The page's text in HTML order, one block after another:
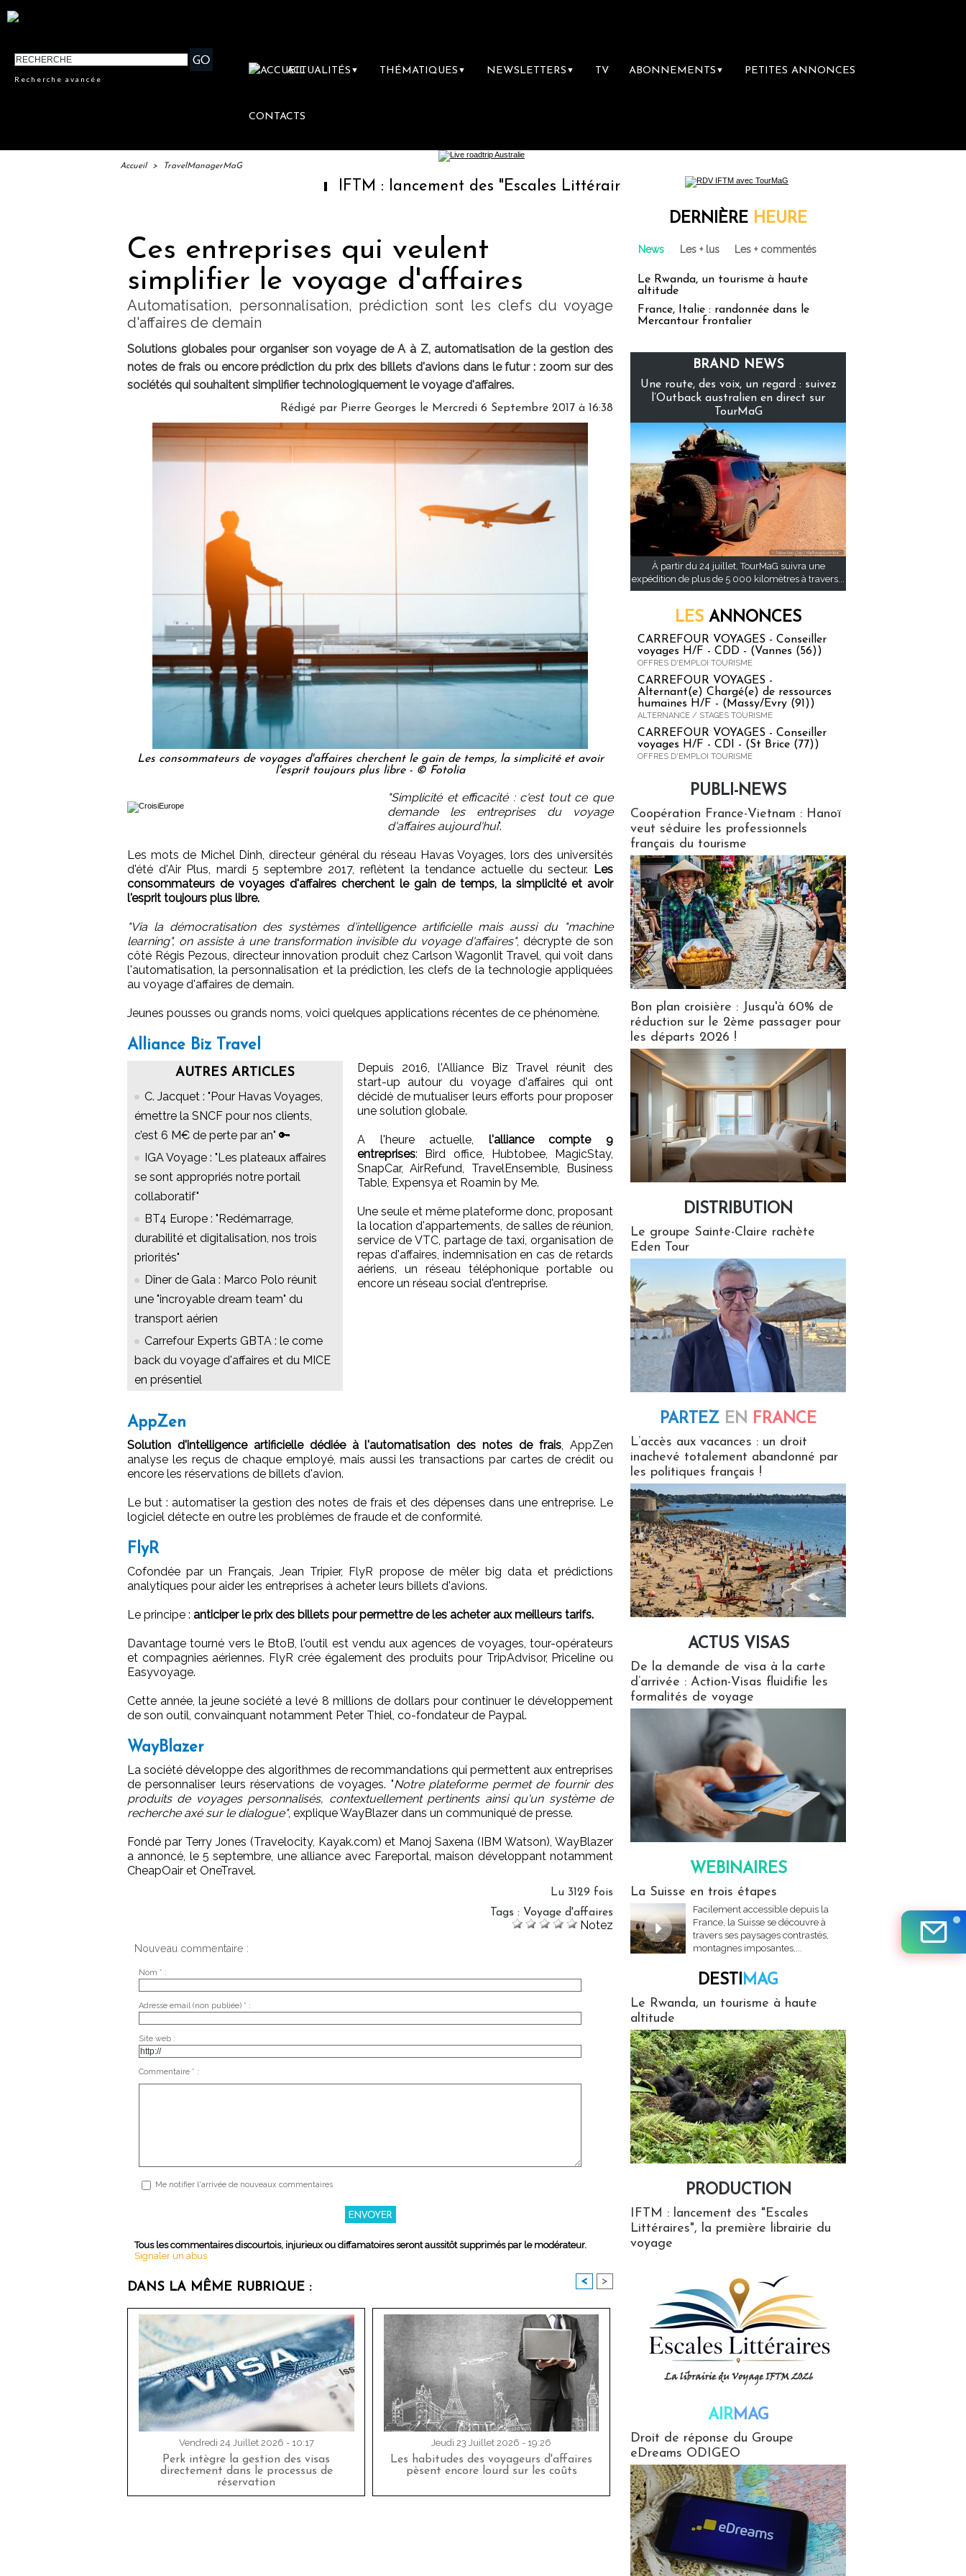
Recherche avancée
ACTUALITÉS ▼ THÉMATIQUES ▼ NEWSLETTERS ▼ TV ABONNEMENTS ▼ PETITES ANNONCES
CONTACTS
Accueil > TravelManagerMaG
IFTM : lancement des "Escales Littéraires", la première librairie du voyage
Ces entreprises qui veulent
simplifier le voyage d'affaires
Automatisation, personnalisation, prédiction sont les clefs du voyage
d'affaires de demain
Solutions globales pour organiser son voyage de A à Z, automatisation de la gestion des
notes de frais ou encore prédiction du prix des billets d'avions dans le futur : zoom sur des
sociétés qui souhaitent simplifier technologiquement le voyage d'affaires.
Rédigé par Pierre Georges le Mercredi 6 Septembre 2017 à 16:38
Les consommateurs de voyages d'affaires cherchent le gain de temps, la simplicité et avoir
l'esprit toujours plus libre - © Fotolia
"Simplicité et efficacité : c'est tout ce que
demande les entreprises du voyage
d'affaires aujourd'hui".
Les mots de Michel Dinh, directeur général du réseau Havas Voyages, lors des universités
d'été d'Air Plus, mardi 5 septembre 2017, reflètent la tendance actuelle du secteur. Les
consommateurs de voyages d'affaires cherchent le gain de temps, la simplicité et avoir
l'esprit toujours plus libre.
"Via la démocratisation des systèmes d'intelligence artificielle mais aussi du "machine
learning", on assiste à une transformation invisible du voyage d'affaires", décrypte de son
côté Régis Pezous, directeur innovation produit chez Carlson Wagonlit Travel, qui voit dans
l'automatisation, la personnalisation et la prédiction, les clefs de la technologie appliquées
au voyage d'affaires de demain.
Jeunes pousses ou grands noms, voici quelques applications récentes de ce phénomène.
Alliance Biz Travel
AUTRES ARTICLES
C. Jacquet : "Pour Havas Voyages,
émettre la SNCF pour nos clients,
c’est 6 M€ de perte par an" 🔑
IGA Voyage : "Les plateaux affaires
se sont appropriés notre portail
collaboratif"
BT4 Europe : "Redémarrage,
durabilité et digitalisation, nos trois
priorités"
Dîner de Gala : Marco Polo réunit
une "incroyable dream team" du
transport aérien
Carrefour Experts GBTA : le come
back du voyage d'affaires et du MICE
en présentiel
Depuis 2016, l'Alliance Biz Travel réunit des
start-up autour du voyage d'affaires qui ont
décidé de mutualiser leurs efforts pour proposer
une solution globale.
A l'heure actuelle, l'alliance compte 9
entreprises: Bird office, Hubtobee, MagicStay,
SnapCar, AirRefund, TravelEnsemble, Business
Table, Expensya et Roamin by Me.
Une seule et même plateforme donc, proposant
la location d'appartements, de salles de réunion,
service de VTC, partage de taxi, organisation de
repas d'affaires, indemnisation en cas de retards
aériens, un réseau téléphonique portable ou
encore un réseau social d'entreprise.
AppZen
Solution d'intelligence artificielle dédiée à l'automatisation des notes de frais, AppZen
analyse les reçus de chaque employé, mais aussi les transactions par cartes de crédit ou
encore les réservations de billets d'avion.
Le but : automatiser la gestion des notes de frais et des dépenses dans une entreprise. Le
logiciel détecte en outre les problèmes de fraude et de conformité.
FlyR
Cofondée par un Français, Jean Tripier, FlyR propose de mêler big data et prédictions
analytiques pour aider les entreprises à acheter leurs billets d'avions.
Le principe : anticiper le prix des billets pour permettre de les acheter aux meilleurs tarifs.
Davantage tourné vers le BtoB, l'outil est vendu aux agences de voyages, tour-opérateurs
et compagnies aériennes. FlyR crée également des produits pour TripAdvisor, Priceline ou
Easyvoyage.
Cette année, la jeune société a levé 8 millions de dollars pour continuer le développement
de son outil, convainquant notamment Peter Thiel, co-fondateur de Paypal.
WayBlazer
La société développe des algorithmes de recommandations qui permettent aux entreprises
de personnaliser leurs réservations de voyages. "Notre plateforme permet de fournir des
produits de voyages personnalisés, contextuellement pertinents ainsi qu'un système de
recherche axé sur le dialogue", explique WayBlazer dans un communiqué de presse.
Fondé par Terry Jones (Travelocity, Kayak.com) et Manoj Saxena (IBM Watson), WayBlazer
a annoncé, le 5 septembre, une alliance avec Fareportal, maison développant notamment
CheapOair et OneTravel.
Lu 3129 fois
Tags : Voyage d'affaires
Notez
Nouveau commentaire :
Nom * :
Adresse email (non publiée) * :
Site web :
Commentaire * :
Me notifier l'arrivée de nouveaux commentaires
Tous les commentaires discourtois, injurieux ou diffamatoires seront aussitôt supprimés par le modérateur.
Signaler un abus
DANS LA MÊME RUBRIQUE : < >
Vendredi 24 Juillet 2026 - 10:17
Perk intègre la gestion des visas
directement dans le processus de
réservation
Jeudi 23 Juillet 2026 - 19:26
Les habitudes des voyageurs d'affaires
pèsent encore lourd sur les coûts
DERNIÈRE HEURE
News Les + lus Les + commentés
Le Rwanda, un tourisme à haute
altitude
France, Italie : randonnée dans le
Mercantour frontalier
BRAND NEWS
Une route, des voix, un regard : suivez
l’Outback australien en direct sur
TourMaG
À partir du 24 juillet, TourMaG suivra une
expédition de plus de 5 000 kilomètres à travers...
LES ANNONCES
CARREFOUR VOYAGES - Conseiller
voyages H/F - CDD - (Vannes (56))
OFFRES D'EMPLOI TOURISME
CARREFOUR VOYAGES -
Alternant(e) Chargé(e) de ressources
humaines H/F - (Massy/Evry (91))
ALTERNANCE / STAGES TOURISME
CARREFOUR VOYAGES - Conseiller
voyages H/F - CDI - (St Brice (77))
OFFRES D'EMPLOI TOURISME
PUBLI-NEWS
Coopération France-Vietnam : Hanoï
veut séduire les professionnels
français du tourisme
Bon plan croisière : Jusqu'à 60% de
réduction sur le 2ème passager pour
les départs 2026 !
DISTRIBUTION
Le groupe Sainte-Claire rachète
Eden Tour
PARTEZ EN FRANCE
L’accès aux vacances : un droit
inachevé totalement abandonné par
les politiques français !
ACTUS VISAS
De la demande de visa à la carte
d’arrivée : Action-Visas fluidifie les
formalités de voyage
WEBINAIRES
La Suisse en trois étapes
Facilement accessible depuis la
France, la Suisse se découvre à
travers ses paysages contrastés,
montagnes imposantes,...
DESTIMAG
Le Rwanda, un tourisme à haute
altitude
PRODUCTION
IFTM : lancement des "Escales
Littéraires", la première librairie du
voyage
AIRMAG
Droit de réponse du Groupe
eDreams ODIGEO